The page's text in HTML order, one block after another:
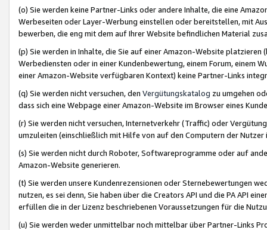
(o) Sie werden keine Partner-Links oder andere Inhalte, die eine
Werbeseiten oder Layer-Werbung einstellen oder bereitstellen, mit
bewerben, die eng mit dem auf Ihrer Website befindlichen Material
(p) Sie werden in Inhalte, die Sie auf einer Amazon-Website
Werbediensten oder in einer Kundenbewertung, einem Forum, einem
einer Amazon-Website verfügbaren Kontext) keine Partner-Links
(q) Sie werden nicht versuchen, den Vergütungskatalog zu umgehen
dass sich eine Webpage einer Amazon-Website im Browser eines
(r) Sie werden nicht versuchen, Internetverkehr (Traffic) oder
umzuleiten (einschließlich mit Hilfe von auf den Computern der
(s) Sie werden nicht durch Roboter, Softwareprogramme oder auf
Amazon-Website generieren.
(t) Sie werden unsere Kundenrezensionen oder Sternebewertungen
nutzen, es sei denn, Sie haben über die Creators API und die PA API
erfüllen die in der Lizenz beschriebenen Voraussetzungen für die
(u) Sie werden weder unmittelbar noch mittelbar über Partner-Links